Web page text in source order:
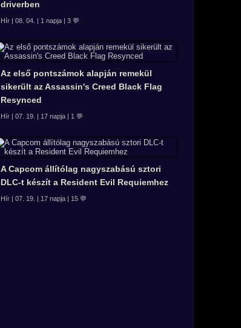
driverben
Hír | 08. 04. | 1 napja | 3 💬
Az első pontszámok alapján remekül
sikerült az Assassin's Creed Black Flag
Resynced
Hír | 07. 19. | 17 napja | 1 💬
A Capcom állítólag nagyszabású sztori
DLC-t készít a Resident Evil Requiemhez
Hír | 07. 19. | 17 napja | 15 💬